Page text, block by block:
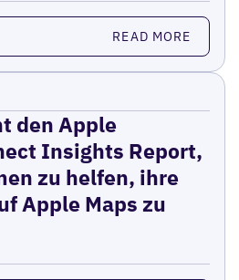
READ MORE
den Apple
Insights Report,
zu helfen, ihre
Apple Maps zu